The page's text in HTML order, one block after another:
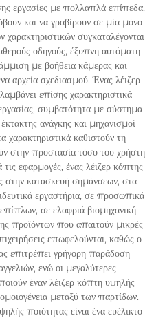
εργασίες με πολλαπλά επίπεδα,
και να γραβίρουν σε μία μόνο
συγκαταλέγονται
οδηγούς, έξυπνη αυτόματη
με βοήθεια κάμερας και
αρχεία σχεδιασμού. Ένας λέιζερ
επίσης χαρακτηριστικά
συμβατότητα με σύστημα
ανάγκης και μηχανισμοί
καθιστούν τη
στην προστασία τόσο του χρήστη
εφαρμογές, ένας λέιζερ κόπτης
στην κατασκευή σημάνσεων, στα
εργαστήρια, σε προσωπικά
σε ελαφριά βιομηχανική
προϊόντων που απαιτούν μικρές
επωφελούνται, καθώς ο
επιτρέπει γρήγορη παράδοση
ενώ οι μεγαλύτερες
έναν λέιζερ κόπτη υψηλής
μεταξύ των παρτίδων.
ποιότητας είναι ένα ευέλικτο